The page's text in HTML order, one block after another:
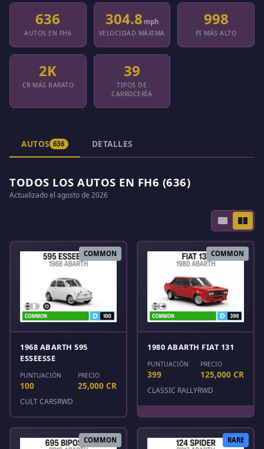
636
AUTOS EN FH6
304.8 mph
VELOCIDAD MÁXIMA
998
PI MÁS ALTO
2K
CR MÁS BARATO
39
TIPOS DE
CARROCERÍA
AUTOS 636 DETALLES
TODOS LOS AUTOS EN FH6 (636)
Actualizado el agosto de 2026
COMMON
1968 ABARTH 595
ESSEESSE
PUNTUACIÓN
100
PRECIO
25,000 CR
CULT CARSRWD
COMMON
1980 ABARTH FIAT 131
PUNTUACIÓN
399
PRECIO
125,000 CR
CLASSIC RALLYRWD
COMMON RARE